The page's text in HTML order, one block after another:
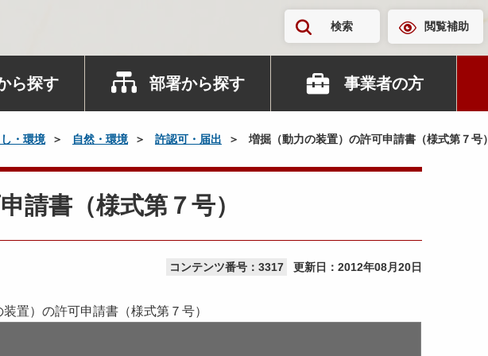
検索 閲覧補助
ら探す 部署から探す 事業者の方
・環境 自然・環境 許認可・届出 増掘（動力の装置）の許可申請書（様式第７号）
請書（様式第７号）
コンテンツ番号：3317 更新日： 2012年08月20日
置）の許可申請書（様式第７号）